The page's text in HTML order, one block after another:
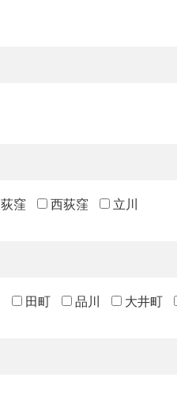
荻窪 西荻窪 立川
田町 品川 大井町